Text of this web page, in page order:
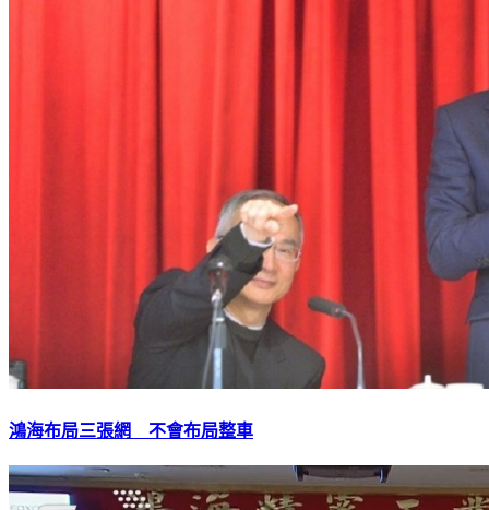
鴻海布局三張網 不會布局整車